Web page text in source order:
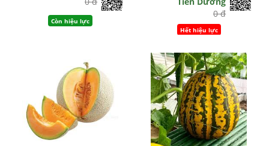
Còn hiệu lực
0 đ
Hết hiệu lực